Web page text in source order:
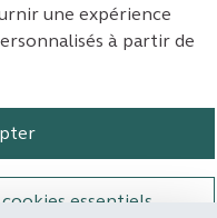
une expérience
à partir de
essentiels
participation de la
de participation de la
de participation
Plateforme de